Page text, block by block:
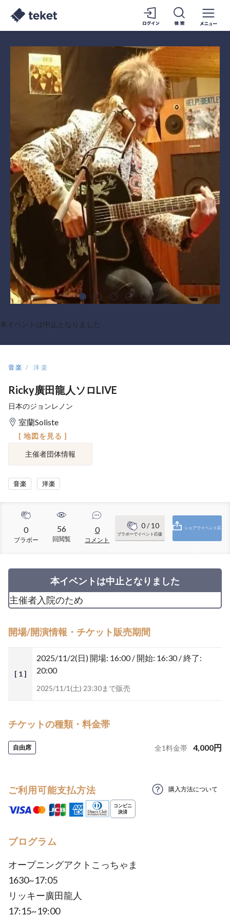
本イベントは中止となりました
音楽 洋楽
Ricky廣田龍人ソロLIVE
日本のジョンレノン
室蘭Soliste
[ 地図を見る ]
主催者団体情報
音楽 洋楽
0
ブラボー
56
回閲覧
0
コメント
0/ 10
ブラボーでイベント応援
シェアでイベント応
本イベントは中止となりました
主催者入院のため
開場/開演情報・チケット販売期間
[ 1 ]
2025/11/2(日) 開場: 16:00 / 開始: 16:30 / 終了:
20:00
2025/11/1(土) 23:30まで販売
チケットの種類・料金帯
自由席 全1料金帯 4,000円
ご利用可能支払方法 購入方法について
プログラム
オープニングアクトこっちゃま
1630~17:05
リッキー廣田龍人
17:15~19:00